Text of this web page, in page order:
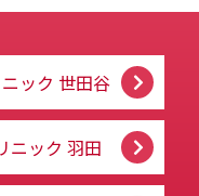
ック 世田谷
ニック 羽田